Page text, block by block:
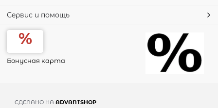
Сервис и помощь
Бонусная карта
СДЕЛАНО НА ADVANTSHOP